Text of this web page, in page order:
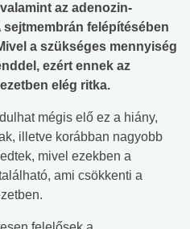
az adenozin-
felépítésében
a szükséges mennyiség
ezért ennek az
elég ritka.
mégis elő ez a hiány,
illetve korábban nagyobb
mivel ezekben a
ami csökkenti a